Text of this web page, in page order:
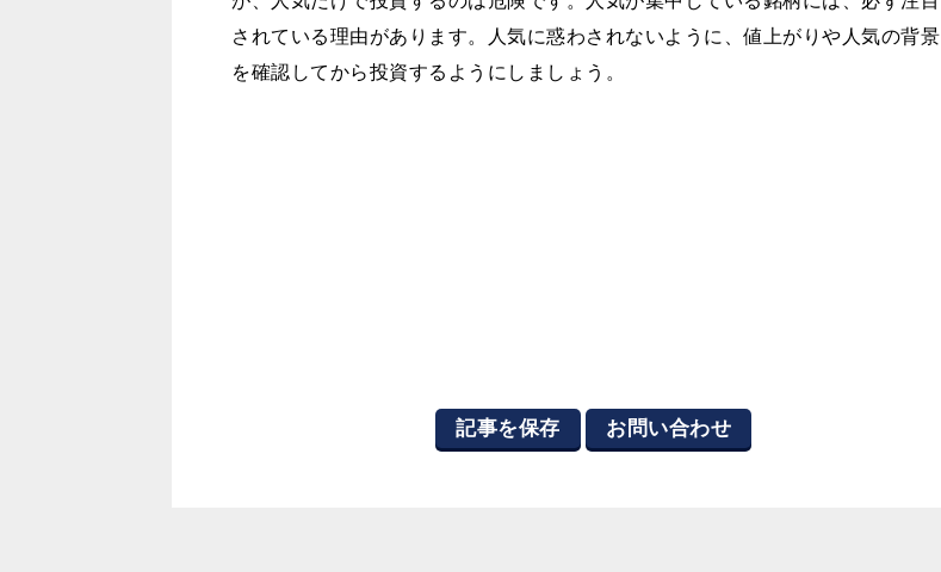
されている理由があります。人気に惑わされないように、値上がりや人気の背景
を確認してから投資するようにしましょう。
記事を保存 お問い合わせ